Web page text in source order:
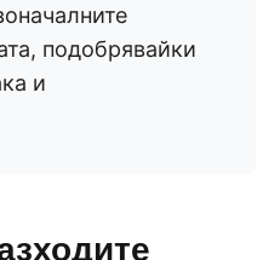
подобрявайки
и